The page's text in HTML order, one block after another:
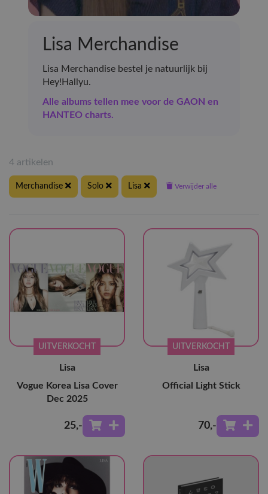
Lisa Merchandise
Lisa Merchandise bestel je natuurlijk bij
Hey!Hallyu.
Alle albums tellen mee voor de GAON en
HANTEO charts.
4 artikelen
Merchandise Solo Lisa Verwijder alle
UITVERKOCHT
Lisa
Vogue Korea Lisa Cover
Dec 2025
25,-
UITVERKOCHT
Lisa
Official Light Stick
70,-